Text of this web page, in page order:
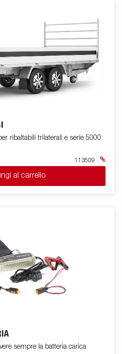
ribaltabili trilaterali e serie 5000
113509
al carrello
sempre la batteria carica